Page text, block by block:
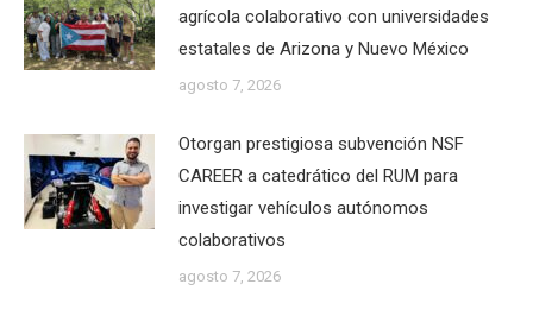
agrícola colaborativo con universidades
estatales de Arizona y Nuevo México
agosto 7, 2026
Otorgan prestigiosa subvención NSF
CAREER a catedrático del RUM para
investigar vehículos autónomos
colaborativos
agosto 7, 2026